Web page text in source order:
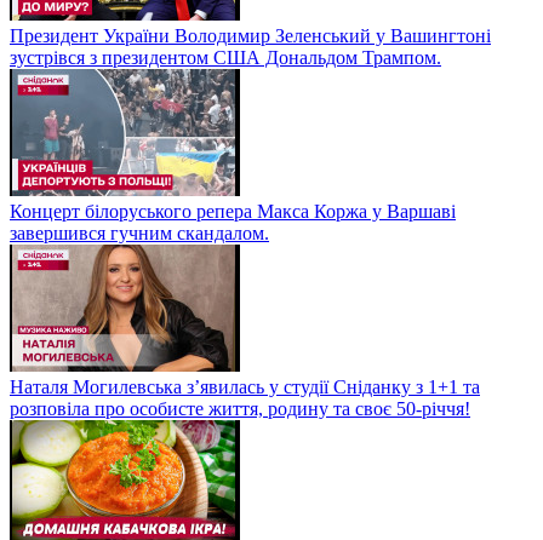
Президент України Володимир Зеленський у Вашингтоні
зустрівся з президентом США Дональдом Трампом.
Концерт білоруського репера Макса Коржа у Варшаві
завершився гучним скандалом.
Наталя Могилевська з’явилась у студії Сніданку з 1+1 та
розповіла про особисте життя, родину та своє 50-річчя!